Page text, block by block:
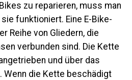
zu reparieren, muss man
funktioniert. Eine E-Bike-
Reihe von Gliedern, die
verbunden sind. Die Kette
und über das
die Kette beschädigt